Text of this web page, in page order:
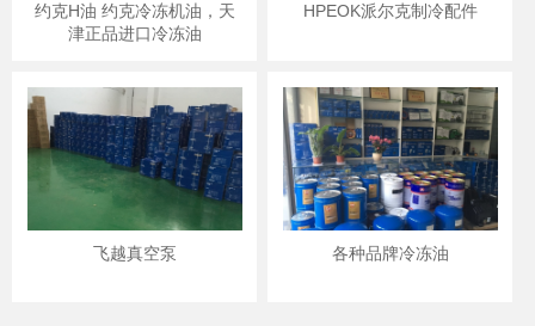
约克H油 约克冷冻机油，天
津正品进口冷冻油
HPEOK派尔克制冷配件
飞越真空泵 各种品牌冷冻油